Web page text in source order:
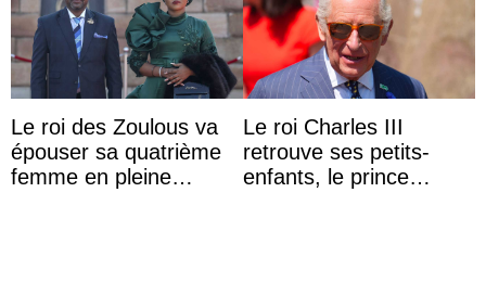
Le roi des Zoulous va
épouser sa quatrième
femme en pleine
Le roi Charles III
retrouve ses petits-
enfants, le prince